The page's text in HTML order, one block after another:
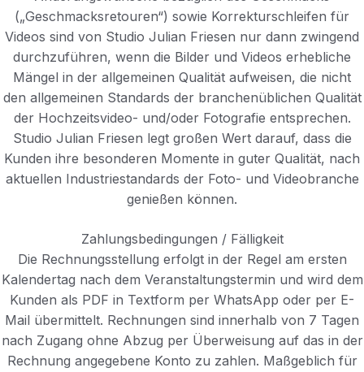
(„Geschmacksretouren“) sowie Korrekturschleifen für
Videos sind von Studio Julian Friesen nur dann zwingend
durchzuführen, wenn die Bilder und Videos erhebliche
Mängel in der allgemeinen Qualität aufweisen, die nicht
den allgemeinen Standards der branchenüblichen Qualität
der Hochzeitsvideo- und/oder Fotografie entsprechen.
Studio Julian Friesen legt großen Wert darauf, dass die
Kunden ihre besonderen Momente in guter Qualität, nach
aktuellen Industriestandards der Foto- und Videobranche
genießen können.
Zahlungsbedingungen / Fälligkeit
Die Rechnungsstellung erfolgt in der Regel am ersten
Kalendertag nach dem Veranstaltungstermin und wird dem
Kunden als PDF in Textform per WhatsApp oder per E-
Mail übermittelt. Rechnungen sind innerhalb von 7 Tagen
nach Zugang ohne Abzug per Überweisung auf das in der
Rechnung angegebene Konto zu zahlen. Maßgeblich für